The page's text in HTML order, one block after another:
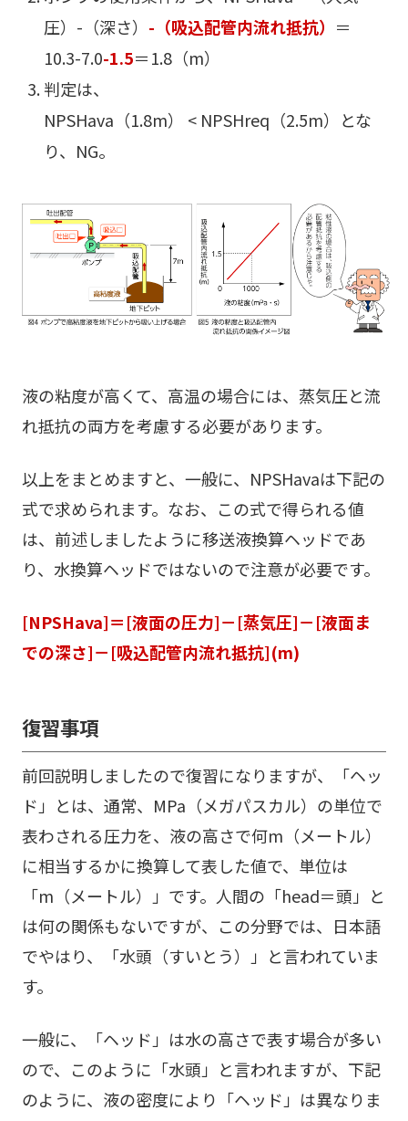
圧）-（深さ） -（吸込配管内流れ抵抗） ＝
10.3-7.0-1.5＝1.8（m）
判定は、
NPSHava（1.8m） < NPSHreq（2.5m）とな
り、NG。
液の粘度が高くて、高温の場合には、蒸気圧と流
れ抵抗の両方を考慮する必要があります。
以上をまとめますと、一般に、NPSHavaは下記の
式で求められます。なお、この式で得られる値
は、前述しましたように移送液換算ヘッドであ
り、水換算ヘッドではないので注意が必要です。
[NPSHava]＝[液面の圧力]－[蒸気圧]－[液面ま
での深さ]－[吸込配管内流れ抵抗](m)
復習事項
前回説明しましたので復習になりますが、「ヘッ
ド」とは、通常、MPa（メガパスカル）の単位で
表わされる圧力を、液の高さで何m（メートル）
に相当するかに換算して表した値で、単位は
「m（メートル）」です。人間の「head＝頭」と
は何の関係もないですが、この分野では、日本語
でやはり、「水頭（すいとう）」と言われていま
す。
一般に、「ヘッド」は水の高さで表す場合が多い
ので、このように「水頭」と言われますが、下記
のように、液の密度により「ヘッド」は異なりま